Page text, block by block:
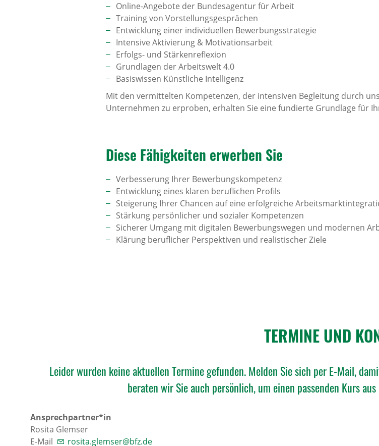
Online-Angebote der Bundesagentur für Arbeit
Training von Vorstellungsgesprächen
Entwicklung einer individuellen Bewerbungsstrategie
Intensive Aktivierung & Motivationsarbeit
Erfolgs- und Stärkenreflexion
Grundlagen der Arbeitswelt 4.0
Basiswissen Künstliche Intelligenz
Mit den vermittelten Kompetenzen, der intensiven Begleitung durch
Unternehmen zu erproben, erhalten Sie eine fundierte Grundlage für
Diese Fähig­keiten erwerben Sie
Verbesserung Ihrer Bewerbungskompetenz
Entwicklung eines klaren beruflichen Profils
Steigerung Ihrer Chancen auf eine erfolgreiche
Stärkung persönlicher und sozialer Kompetenzen
Sicherer Umgang mit digitalen Bewerbungswegen und modernen
Klärung beruflicher Perspektiven und realistischer Ziele
TERMINE UND
Leider wurden keine aktuellen Termine gefunden. Melden Sie sich per E-Mail,
beraten wir Sie auch persönlich, um einen passenden Kurs
Ansprechpartner*in
Rosita Glemser
E-Mail
rosita.glemser@bfz.de